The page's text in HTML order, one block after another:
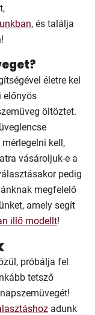
, és találja
életre kel
előnyös
öltöztet.
kell,
vásároljuk-e a
pedig
megfelelő
amely segít
illő modellt!
próbálja fel
tetsző
adunk